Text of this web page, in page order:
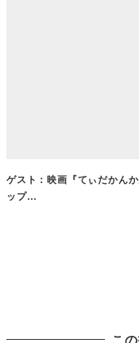
ゲスト：映画『てぃだかん
ップ…
こ